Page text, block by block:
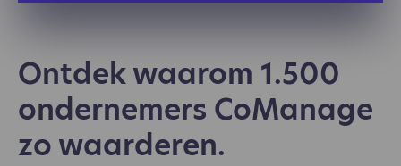
Ontdek waarom 1.500
ondernemers CoManage
zo waarderen.